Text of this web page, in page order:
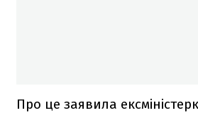
Про це заявила